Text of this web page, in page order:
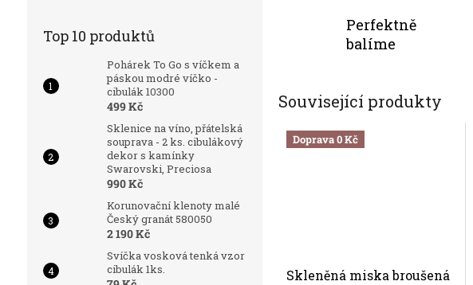
Top 10 produktů
Pohárek To Go s víčkem a
páskou modré víčko -
cibulák 10300
499 Kč
Sklenice na víno, přátelská
souprava - 2 ks. cibulákový
dekor s kamínky
Swarovski, Preciosa
990 Kč
Korunovační klenoty malé
Český granát 580050
2 190 Kč
Svíčka vosková tenká vzor
cibulák 1ks.
Perfektně
balíme
Související produkty
Doprava 0 Kč
Skleněná miska broušená